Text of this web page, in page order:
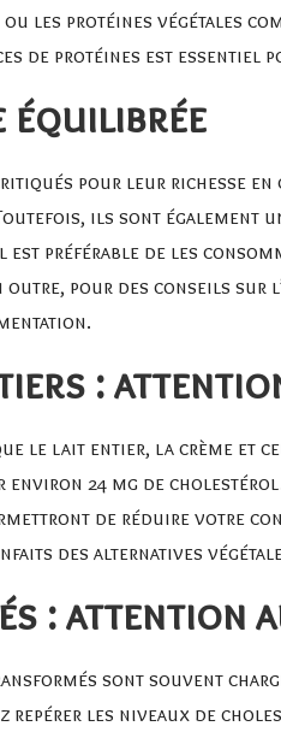
ou les protéines végétales
de protéines est essentiel
équilibrée
pour leur richesse
ils sont
préférable de les
outre, pour des conseils
.
:
le lait entier, la crème et
24 mg de
de réduire votre
des alternatives
: attention
sont souvent
les niveaux de